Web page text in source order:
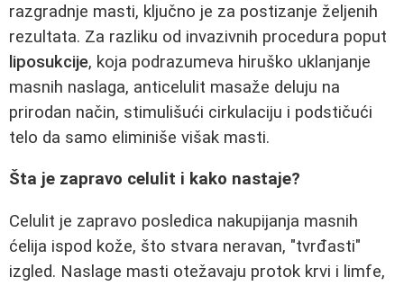
razgradnje masti, ključno je za postizanje željenih
rezultata. Za razliku od invazivnih procedura poput
liposukcije, koja podrazumeva hiruško uklanjanje
masnih naslaga, anticelulit masaže deluju na
prirodan način, stimulišući cirkulaciju i podstičući
telo da samo eliminiše višak masti.
Šta je zapravo celulit i kako nastaje?
Celulit je zapravo posledica nakupijanja masnih
ćelija ispod kože, što stvara neravan, "tvrđasti"
izgled. Naslage masti otežavaju protok krvi i limfe,